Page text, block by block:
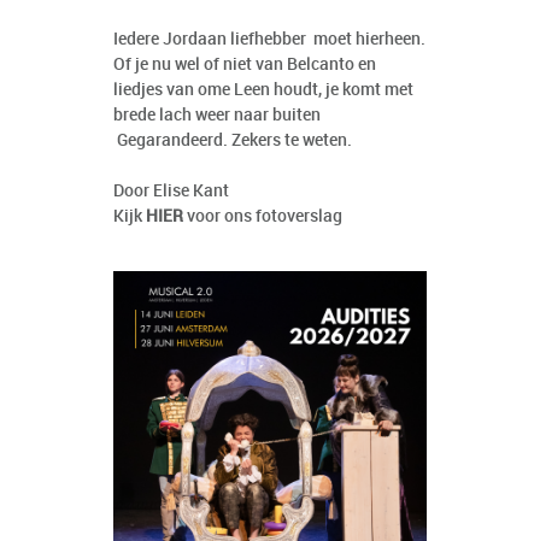
Iedere Jordaan liefhebber moet hierheen.
Of je nu wel of niet van Belcanto en
liedjes van ome Leen houdt, je komt met
brede lach weer naar buiten
Gegarandeerd. Zekers te weten.
Door Elise Kant
Kijk HIER voor ons fotoverslag